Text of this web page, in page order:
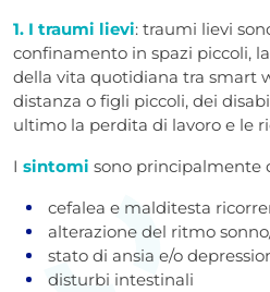
1. I traumi lievi: traumi lievi
confinamento in spazi piccoli,
della vita quotidiana tra smart
distanza o figli piccoli, dei
ultimo la perdita di lavoro e le
I sintomi sono principalmente
cefalea e malditesta
alterazione del ritmo
stato di ansia e/o
disturbi intestinali